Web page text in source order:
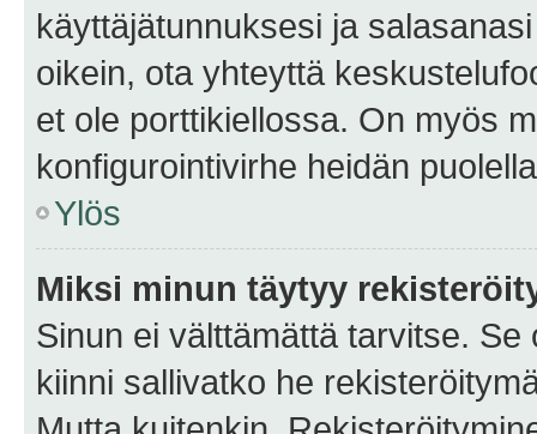
käyttäjätunnuksesi ja
oikein, ota yhteyttä
et ole porttikiellossa. On myös
konfigurointivirhe heidän
Ylös
Miksi minun täytyy
Sinun ei välttämättä tarvitse.
kiinni sallivatko he